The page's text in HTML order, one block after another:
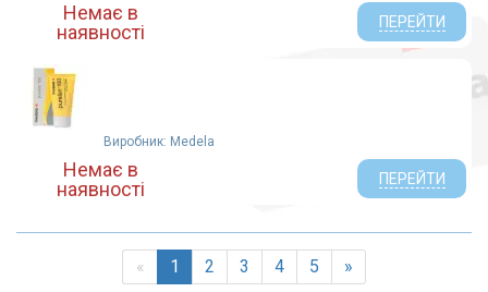
Немає в
наявності
ПЕРЕЙТИ
Виробник: Medela
Немає в
наявності
ПЕРЕЙТИ
« 1 2 3 4 5 »